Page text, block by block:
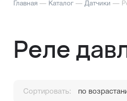
Главная — Каталог — Датчики —
Реле
Сортировать: по